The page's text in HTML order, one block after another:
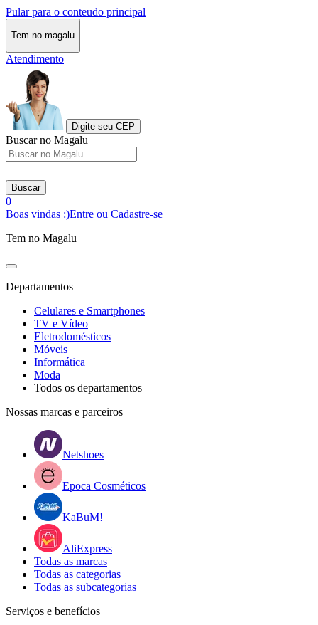
Pular para o conteudo principal
Tem no magalu
Atendimento
Digite seu CEP
Buscar no Magalu
Buscar
0
Boas vindas :)Entre ou Cadastre-se
Tem no Magalu
Departamentos
Celulares e Smartphones
TV e Vídeo
Eletrodomésticos
Móveis
Informática
Moda
Todos os departamentos
Nossas marcas e parceiros
Netshoes
Epoca Cosméticos
KaBuM!
AliExpress
Todas as marcas
Todas as categorias
Todas as subcategorias
Serviços e benefícios